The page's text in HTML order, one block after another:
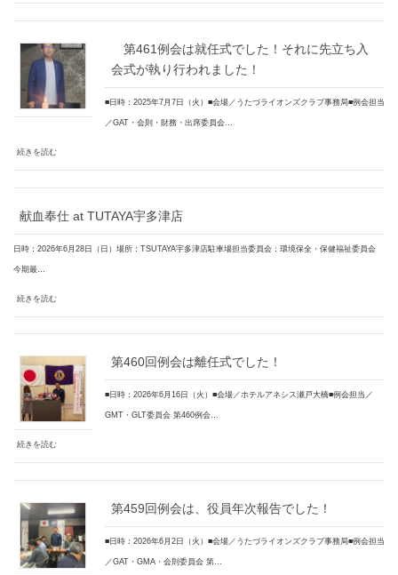
第461例会は就任式でした！それに先立ち入
会式が執り行われました！
■日時：2025年7月7日（火）■会場／うたづライオンズクラブ事務局■例会担当
／GAT・会則・財務・出席委員会…
続きを読む
献血奉仕 at TUTAYA宇多津店
日時：2026年6月28日（日）場所：TSUTAYA宇多津店駐車場担当委員会：環境保全・保健福祉委員会
今期最…
続きを読む
第460回例会は離任式でした！
■日時：2026年6月16日（火）■会場／ホテルアネシス瀬戸大橋■例会担当／
GMT・GLT委員会 第460例会…
続きを読む
第459回例会は、役員年次報告でした！
■日時：2026年6月2日（火）■会場／うたづライオンズクラブ事務局■例会担当
／GAT・GMA・会則委員会 第…